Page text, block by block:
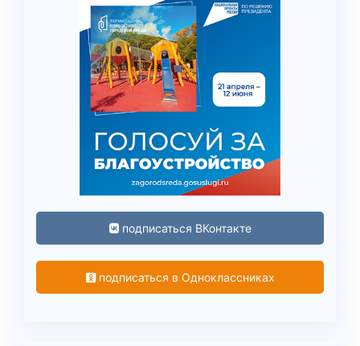
подписаться ВКонтакте
подписаться в Одноклассниках